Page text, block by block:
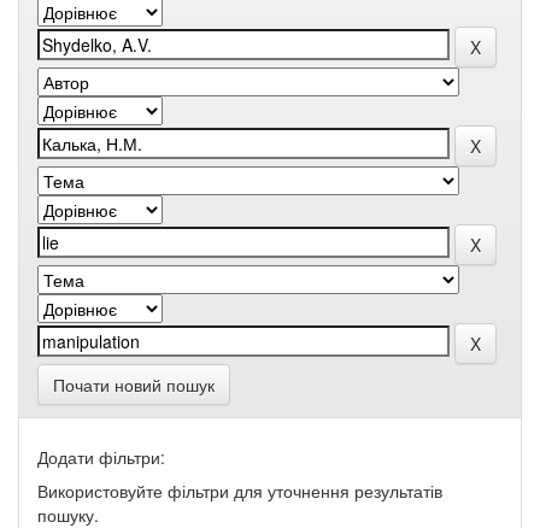
Почати новий пошук
Додати фільтри:
Використовуйте фільтри для уточнення результатів
пошуку.